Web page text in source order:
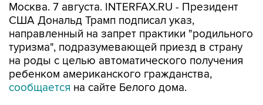
Москва. 7 августа. INTERFAX.RU - Президент
США Дональд Трамп подписал указ,
направленный на запрет практики "родильного
туризма", подразумевающей приезд в страну
на роды с целью автоматического получения
ребенком американского гражданства,
сообщается на сайте Белого дома.